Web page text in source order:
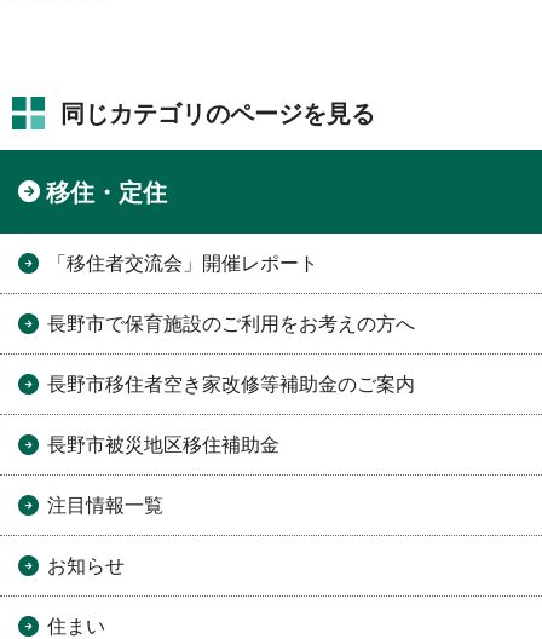
同じカテゴリのページを見る
移住・定住
「移住者交流会」開催レポート
長野市で保育施設のご利用をお考えの方へ
長野市移住者空き家改修等補助金のご案内
長野市被災地区移住補助金
注目情報一覧
お知らせ
住まい